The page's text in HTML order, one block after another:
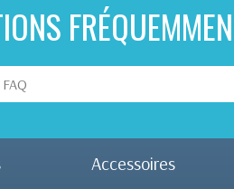
Accessoires